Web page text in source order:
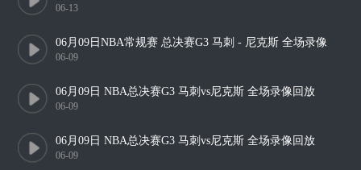
06-13
06月09日NBA常规赛 总决赛G3 马刺 - 尼克斯 全场录像
06-09
06月09日 NBA总决赛G3 马刺vs尼克斯 全场录像回放
06-09
06月09日 NBA总决赛G3 马刺vs尼克斯 全场录像回放
06-09